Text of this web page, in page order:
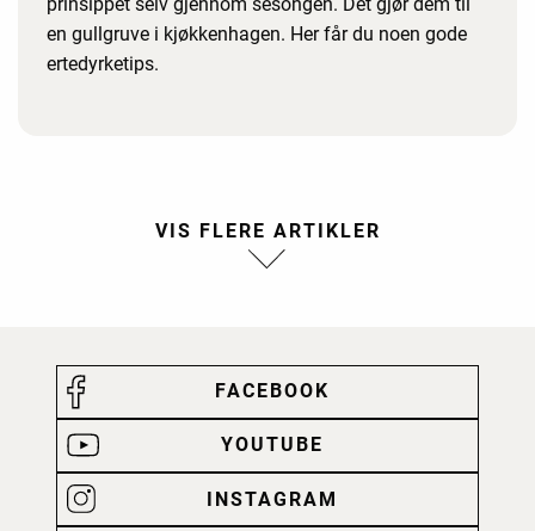
en gullgruve i kjøkkenhagen. Her får du noen gode
ertedyrketips.
FACEBOOK
YOUTUBE
INSTAGRAM